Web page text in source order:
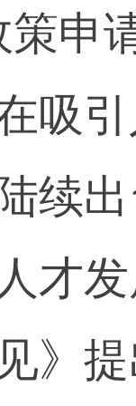
策申
吸
续
才
》